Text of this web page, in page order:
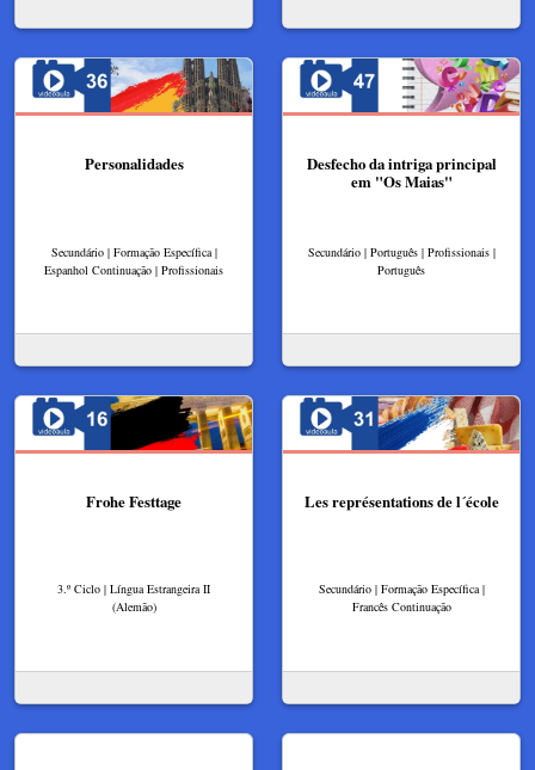
Personalidades
Secundário | Formação Específica |
Espanhol Continuação | Profissionais
Desfecho da intriga principal
em "Os Maias"
Secundário | Português | Profissionais |
Português
Frohe Festtage
3.º Ciclo | Língua Estrangeira II
(Alemão)
Les représentations de l´école
Secundário | Formação Específica |
Francês Continuação